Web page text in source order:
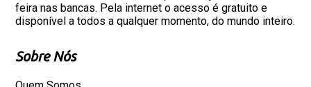
feira nas bancas. Pela internet o acesso é gratuito e
disponível a todos a qualquer momento, do mundo inteiro.
Sobre Nós